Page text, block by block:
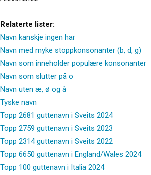
Relaterte lister:
Navn kanskje ingen har
Navn med myke stoppkonsonanter (b, d, g)
Navn som inneholder populære konsonanter
Navn som slutter på o
Navn uten æ, ø og å
Tyske navn
Topp 2681 guttenavn i Sveits 2024
Topp 2759 guttenavn i Sveits 2023
Topp 2314 guttenavn i Sveits 2022
Topp 6650 guttenavn i England/Wales 2024
Topp 100 guttenavn i Italia 2024